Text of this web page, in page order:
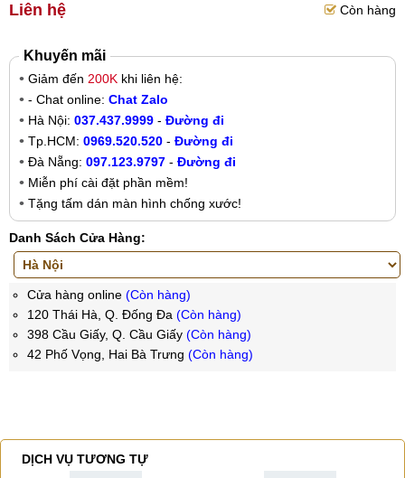
Liên hệ Còn hàng
Khuyến mãi
Giảm đến 200K khi liên hệ:
- Chat online: Chat Zalo
Hà Nội: 037.437.9999 - Đường đi
Tp.HCM: 0969.520.520 - Đường đi
Đà Nẵng: 097.123.9797 - Đường đi
Miễn phí cài đặt phần mềm!
Tặng tấm dán màn hình chống xước!
Danh Sách Cửa Hàng:
Cửa hàng online (Còn hàng)
120 Thái Hà, Q. Đống Đa (Còn hàng)
398 Cầu Giấy, Q. Cầu Giấy (Còn hàng)
42 Phố Vọng, Hai Bà Trưng (Còn hàng)
DỊCH VỤ TƯƠNG TỰ